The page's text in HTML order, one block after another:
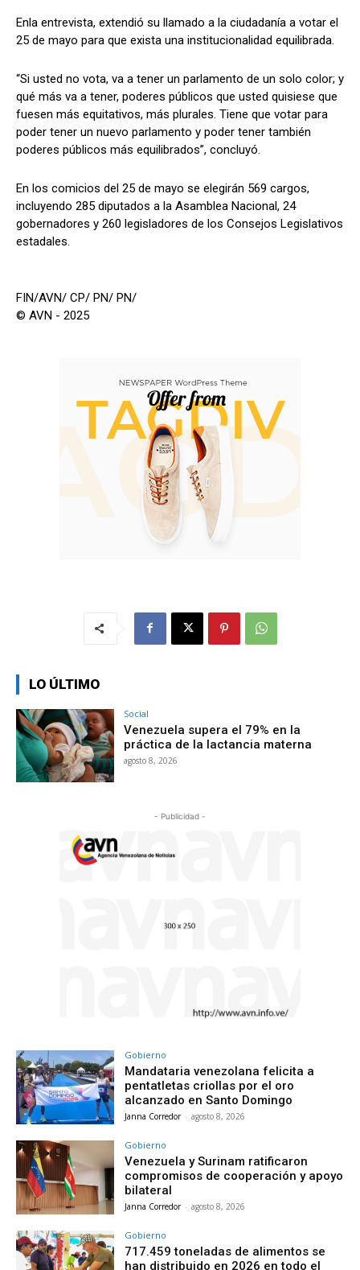
Enla entrevista, extendió su llamado a la ciudadanía a votar el
25 de mayo para que exista una institucionalidad equilibrada.
“Si usted no vota, va a tener un parlamento de un solo color; y
qué más va a tener, poderes públicos que usted quisiese que
fuesen más equitativos, más plurales. Tiene que votar para
poder tener un nuevo parlamento y poder tener también
poderes públicos más equilibrados”, concluyó.
En los comicios del 25 de mayo se elegirán 569 cargos,
incluyendo 285 diputados a la Asamblea Nacional, 24
gobernadores y 260 legisladores de los Consejos Legislativos
estadales.
FIN/AVN/ CP/ PN/ PN/
© AVN - 2025
LO ÚLTIMO
Social
Venezuela supera el 79% en la
práctica de la lactancia materna
agosto 8, 2026
- Publicidad -
Gobierno
Mandataria venezolana felicita a
pentatletas criollas por el oro
alcanzado en Santo Domingo
Janna Corredor - agosto 8, 2026
Gobierno
Venezuela y Surinam ratificaron
compromisos de cooperación y apoyo
bilateral
Janna Corredor - agosto 8, 2026
Gobierno
717.459 toneladas de alimentos se
han distribuido en 2026 en todo el